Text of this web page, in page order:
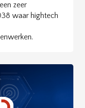
zeer
waar hightech